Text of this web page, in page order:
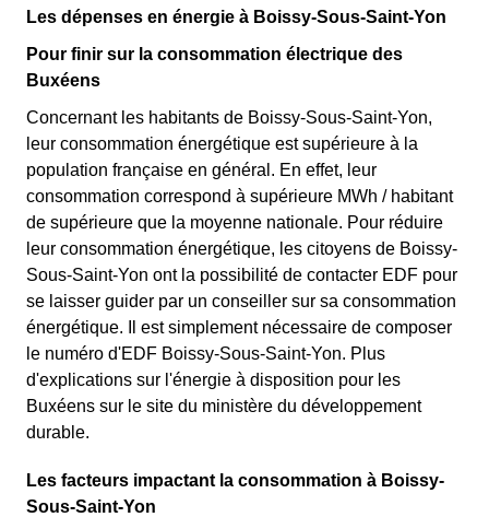
Les dépenses en énergie à Boissy-Sous-Saint-Yon
Pour finir sur la consommation électrique des
Buxéens
Concernant les habitants de Boissy-Sous-Saint-Yon,
leur consommation énergétique est supérieure à la
population française en général. En effet, leur
consommation correspond à supérieure MWh / habitant
de supérieure que la moyenne nationale. Pour réduire
leur consommation énergétique, les citoyens de Boissy-
Sous-Saint-Yon ont la possibilité de contacter EDF pour
se laisser guider par un conseiller sur sa consommation
énergétique. Il est simplement nécessaire de composer
le numéro d'EDF Boissy-Sous-Saint-Yon. Plus
d'explications sur l'énergie à disposition pour les
Buxéens sur le site du ministère du développement
durable.
Les facteurs impactant la consommation à Boissy-
Sous-Saint-Yon